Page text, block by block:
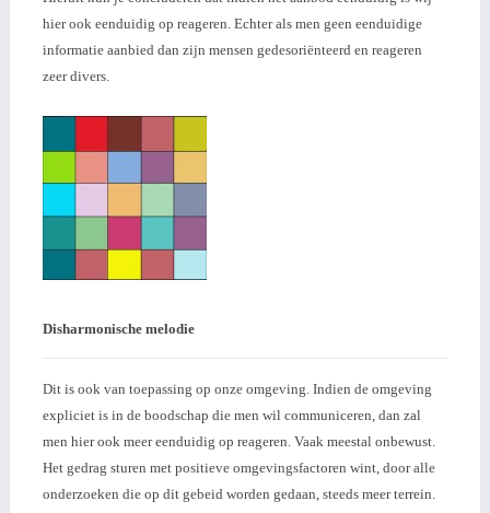
hier ook eenduidig op reageren. Echter als men geen eenduidige
informatie aanbied dan zijn mensen gedesoriënteerd en reageren
zeer divers.
Disharmonische melodie
Dit is ook van toepassing op onze omgeving. Indien de omgeving
expliciet is in de boodschap die men wil communiceren, dan zal
men hier ook meer eenduidig op reageren. Vaak meestal onbewust.
Het gedrag sturen met positieve omgevingsfactoren wint, door alle
onderzoeken die op dit gebeid worden gedaan, steeds meer terrein.